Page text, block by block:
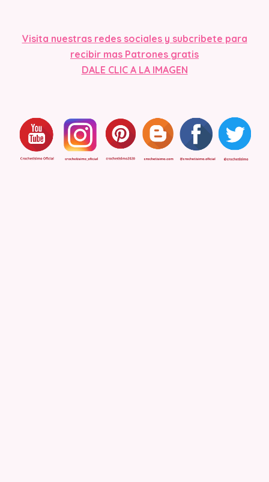
Visita nuestras redes sociales y subcribete para
recibir mas Patrones gratis
DALE CLIC A LA IMAGEN